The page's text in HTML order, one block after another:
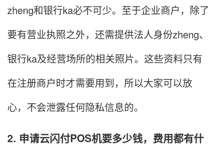
zheng和银行ka必不可少。至于企业商户，除了
要有营业执照之外，还需提供法人身份zheng、
银行ka及经营场所的相关照片。这些资料只有
在注册商户时才需要用到，所以大家可以放
心，不会泄露任何隐私信息的。
2. 申请云闪付POS机要多少钱，费用都有什